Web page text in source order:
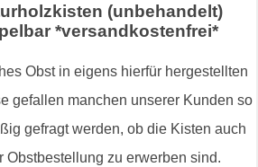
(unbehandelt)
*versandkostenfrei*
Obst in eigens hierfür hergestellten
gefallen manchen unserer Kunden so
gefragt werden, ob die Kisten auch
Obstbestellung zu erwerben sind.